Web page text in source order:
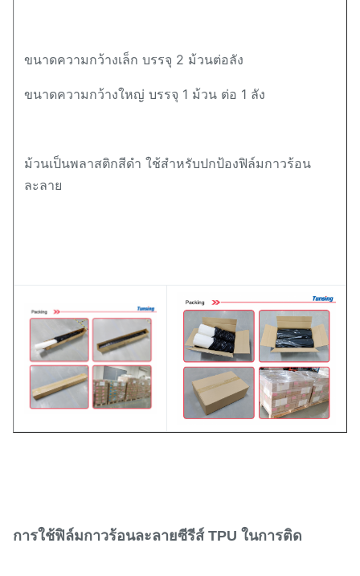
ขนาดความกว้างเล็ก บรรจุ 2 ม้วนต่อลัง
ขนาดความกว้างใหญ่ บรรจุ 1 ม้วน ต่อ 1 ลัง
ม้วนเป็นพลาสติกสีดำ ใช้สำหรับปกป้องฟิล์มกาวร้อน
ละลาย
การใช้ฟิล์มกาวร้อนละลายซีรีส์ TPU ในการติด